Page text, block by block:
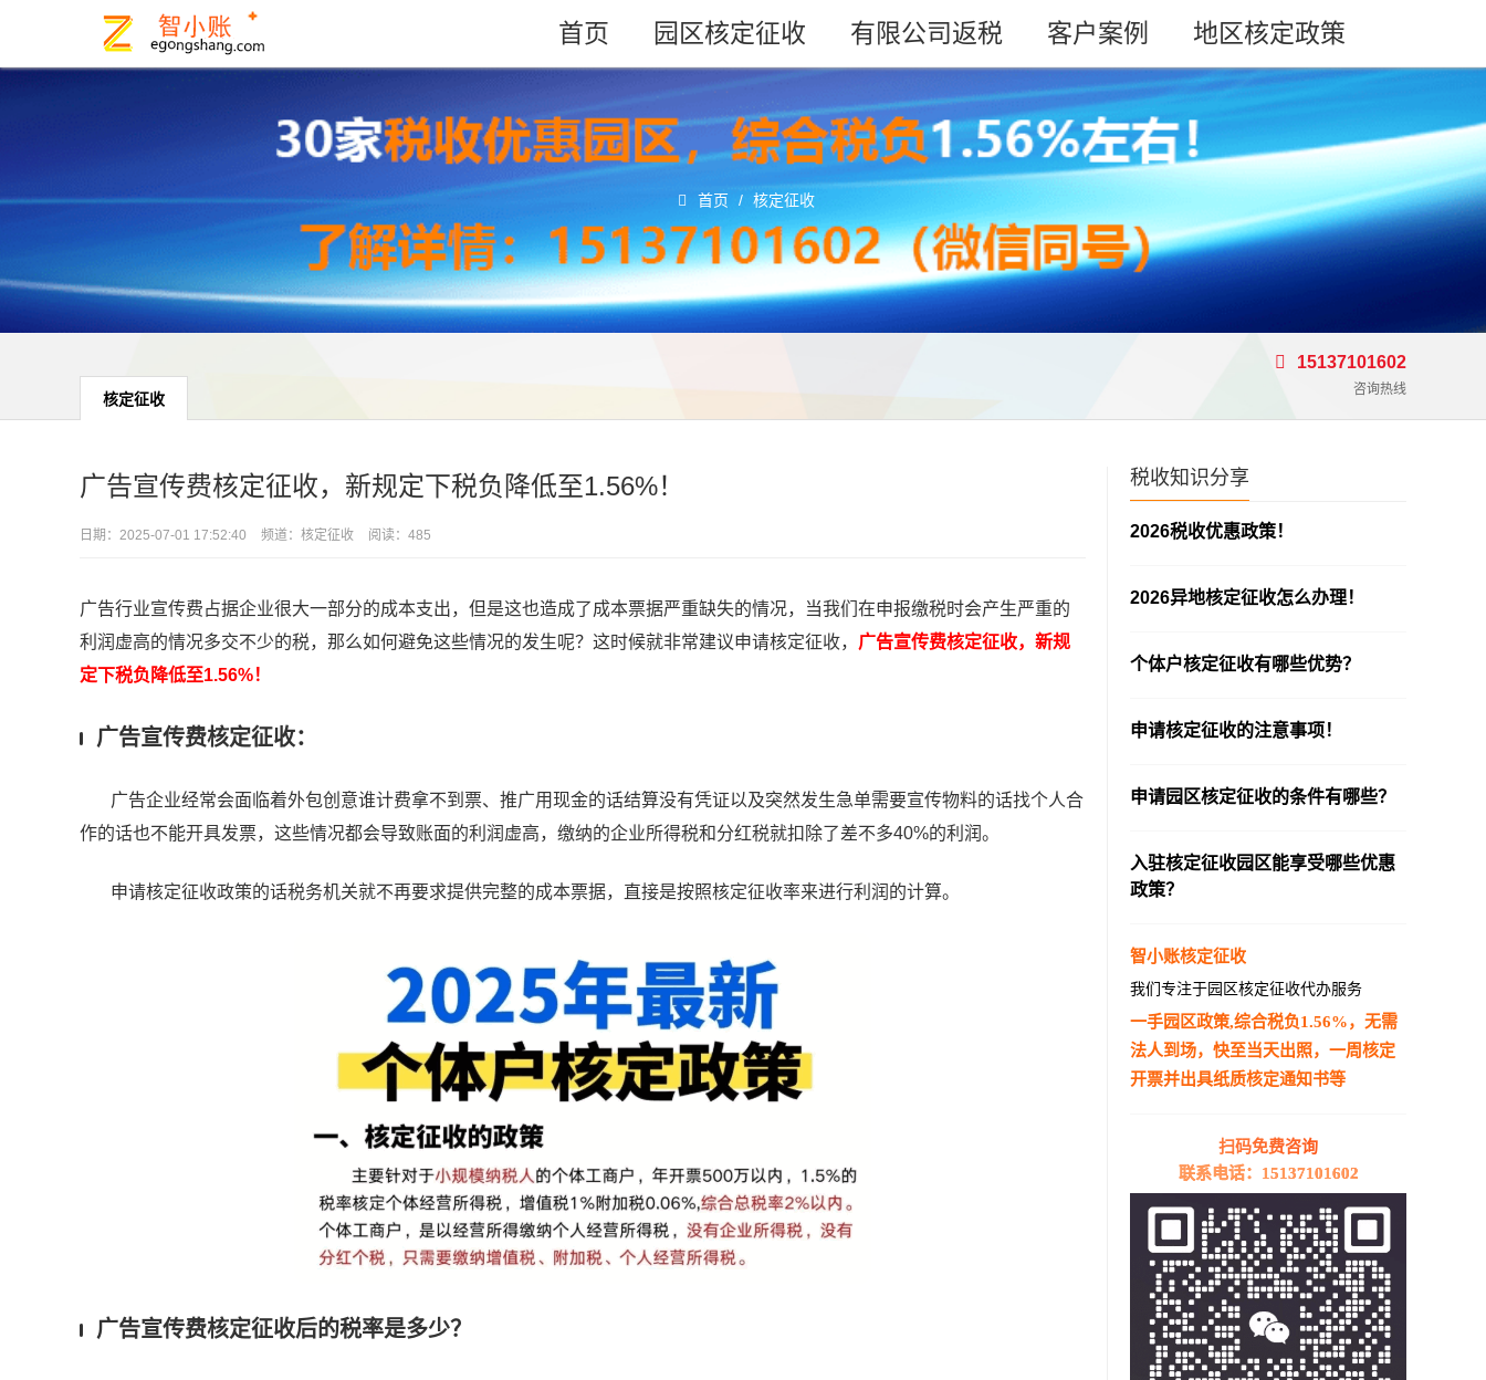
首页 园区核定征收 有限公司返税 客户案例 地区核定政策
首页 / 核定征收
核定征收
15137101602
咨询热线
税收知识分享
2026税收优惠政策！
2026异地核定征收怎么办理！
个体户核定征收有哪些优势？
申请核定征收的注意事项！
申请园区核定征收的条件有哪些？
入驻核定征收园区能享受哪些优惠
政策？
智小账核定征收
我们专注于园区核定征收代办服务
一手园区政策,综合税负1.56%，无需
法人到场，快至当天出照，一周核定
开票并出具纸质核定通知书等
扫码免费咨询
联系电话：15137101602
广告宣传费核定征收，新规定下税负降低至1.56%！
日期： 2025-07-01 17:52:40 频道： 核定征收 阅读：485
广告行业宣传费占据企业很大一部分的成本支出，但是这也造成了成本票据严重缺失的情况，当我们在申报缴税时会产生严重的
利润虚高的情况多交不少的税，那么如何避免这些情况的发生呢？这时候就非常建议申请核定征收， 广告宣传费核定征收，新规
定下税负降低至1.56%！
广告宣传费核定征收：
广告企业经常会面临着外包创意谁计费拿不到票、推广用现金的话结算没有凭证以及突然发生急单需要宣传物料的话找个人合
作的话也不能开具发票，这些情况都会导致账面的利润虚高，缴纳的企业所得税和分红税就扣除了差不多40%的利润。
申请核定征收政策的话税务机关就不再要求提供完整的成本票据，直接是按照核定征收率来进行利润的计算。
广告宣传费核定征收后的税率是多少？